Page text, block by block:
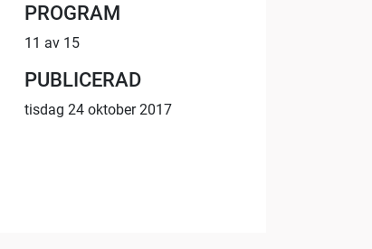
PROGRAM
11 av 15
PUBLICERAD
tisdag 24 oktober 2017